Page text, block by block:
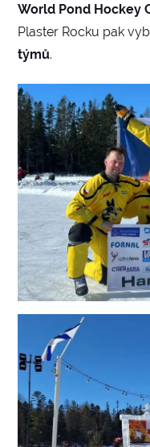
World Pond Hockey
Plaster Rocku pak
týmů.